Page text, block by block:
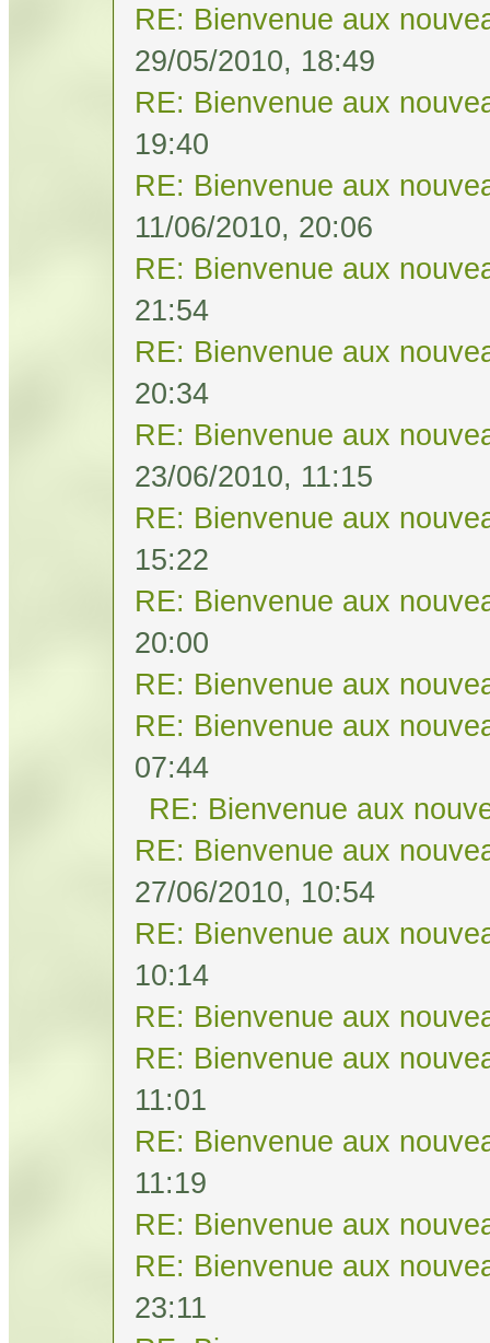
RE: Bienvenue aux
29/05/2010, 18:49
RE: Bienvenue aux
19:40
RE: Bienvenue aux
11/06/2010, 20:06
RE: Bienvenue aux
21:54
RE: Bienvenue aux
20:34
RE: Bienvenue aux
23/06/2010, 11:15
RE: Bienvenue aux
15:22
RE: Bienvenue aux
20:00
RE: Bienvenue aux
RE: Bienvenue aux
07:44
RE: Bienvenue aux
RE: Bienvenue aux
27/06/2010, 10:54
RE: Bienvenue aux
10:14
RE: Bienvenue aux
RE: Bienvenue aux
11:01
RE: Bienvenue aux
11:19
RE: Bienvenue aux
RE: Bienvenue aux
23:11